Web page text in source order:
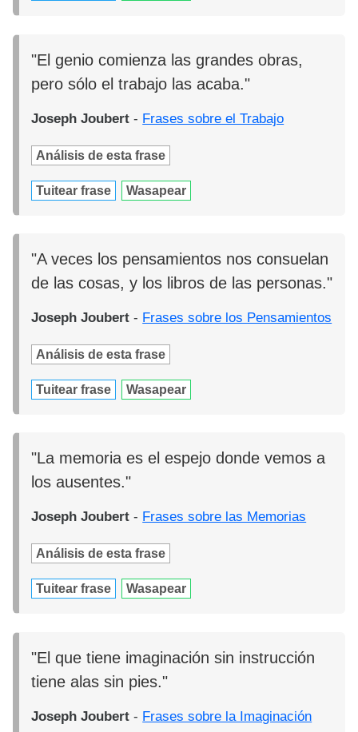
"El genio comienza las grandes obras,
pero sólo el trabajo las acaba."
Joseph Joubert - Frases sobre el Trabajo
Análisis de esta frase
Tuitear frase Wasapear
"A veces los pensamientos nos consuelan
de las cosas, y los libros de las personas."
Joseph Joubert - Frases sobre los Pensamientos
Análisis de esta frase
Tuitear frase Wasapear
"La memoria es el espejo donde vemos a
los ausentes."
Joseph Joubert - Frases sobre las Memorias
Análisis de esta frase
Tuitear frase Wasapear
"El que tiene imaginación sin instrucción
tiene alas sin pies."
Joseph Joubert - Frases sobre la Imaginación